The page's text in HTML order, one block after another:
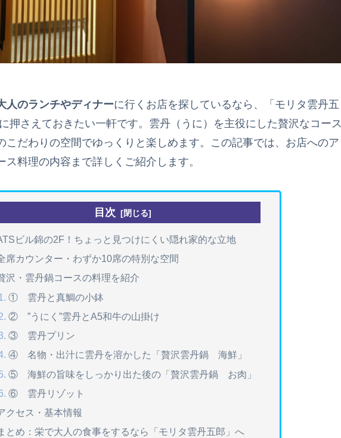
人のランチやディナーに行くお店を探しているなら、「モリタ雲丹五
押さえておきたい一軒です。雲丹（うに）を主役にした贅沢なコース
こだわりの空間でゆっくりと楽しめます。この記事では、お店へのア
ス料理の内容まで詳しくご紹介します。
目次
ビル錦の2F！ちょっと見つけにくい隠れ家的な立地
席カウンター・わずか10席の特別な空間
沢・雲丹鍋コースの料理を紹介
① 雲丹と真鯛の小鉢
② ”うにく”雲丹とA5和牛の山掛け
③ 雲丹プリン
④ 名物・出汁に雲丹を溶かした「贅沢雲丹鍋 海鮮」
⑤ 海鮮の旨味をしっかり出た後の「贅沢雲丹鍋 お肉」
⑥ 雲丹リゾット
クセス・基本情報
とめ：栄で大人の食事をするなら「モリタ雲丹五郎」へ